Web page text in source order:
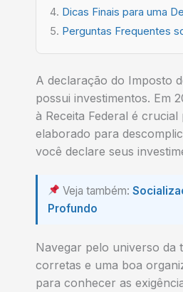
Dicas Finais para uma
Perguntas Frequentes
A declaração do Imposto
possui investimentos. Em
à Receita Federal é
elaborado para
você declare seus
Veja também:
Profundo
Navegar pelo universo da
corretas e uma boa
para conhecer as